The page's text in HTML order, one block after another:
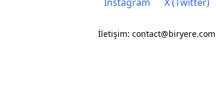
İletişim: contact@biryere.com